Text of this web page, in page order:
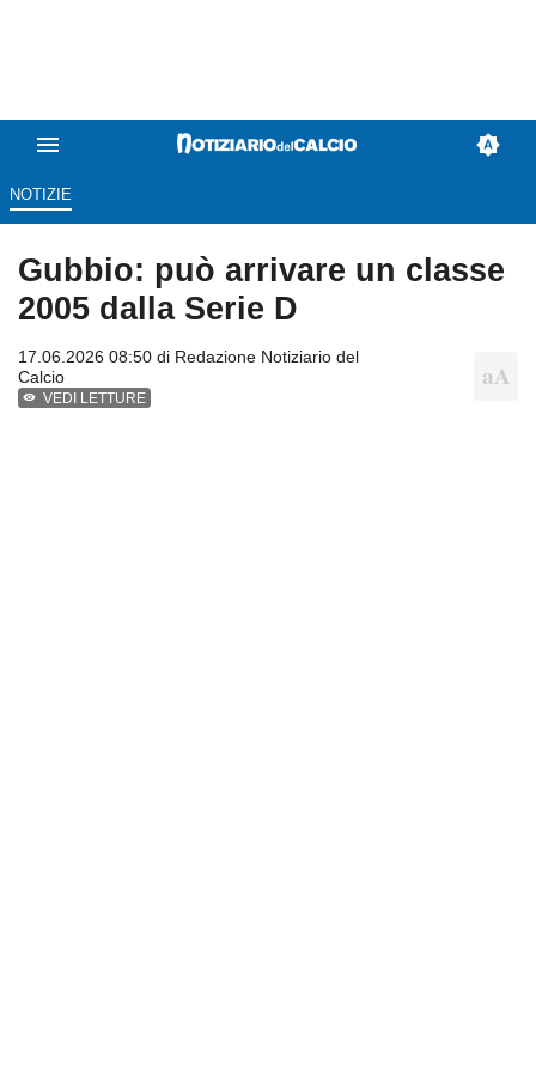
NOTIZIE
Gubbio: può arrivare un classe
2005 dalla Serie D
17.06.2026 08:50 di Redazione Notiziario del
Calcio
VEDI LETTURE